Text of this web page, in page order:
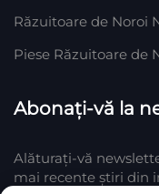
Răzuitoare de Noroi
Piese Răzuitoare de
Abonați-vă la
Alăturați-vă
mai recente știri din